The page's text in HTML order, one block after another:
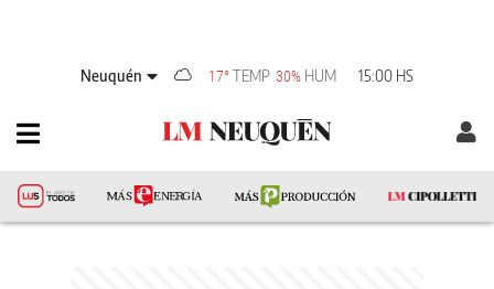
Neuquén 17°TEMP 30% HUM 15:00 HS